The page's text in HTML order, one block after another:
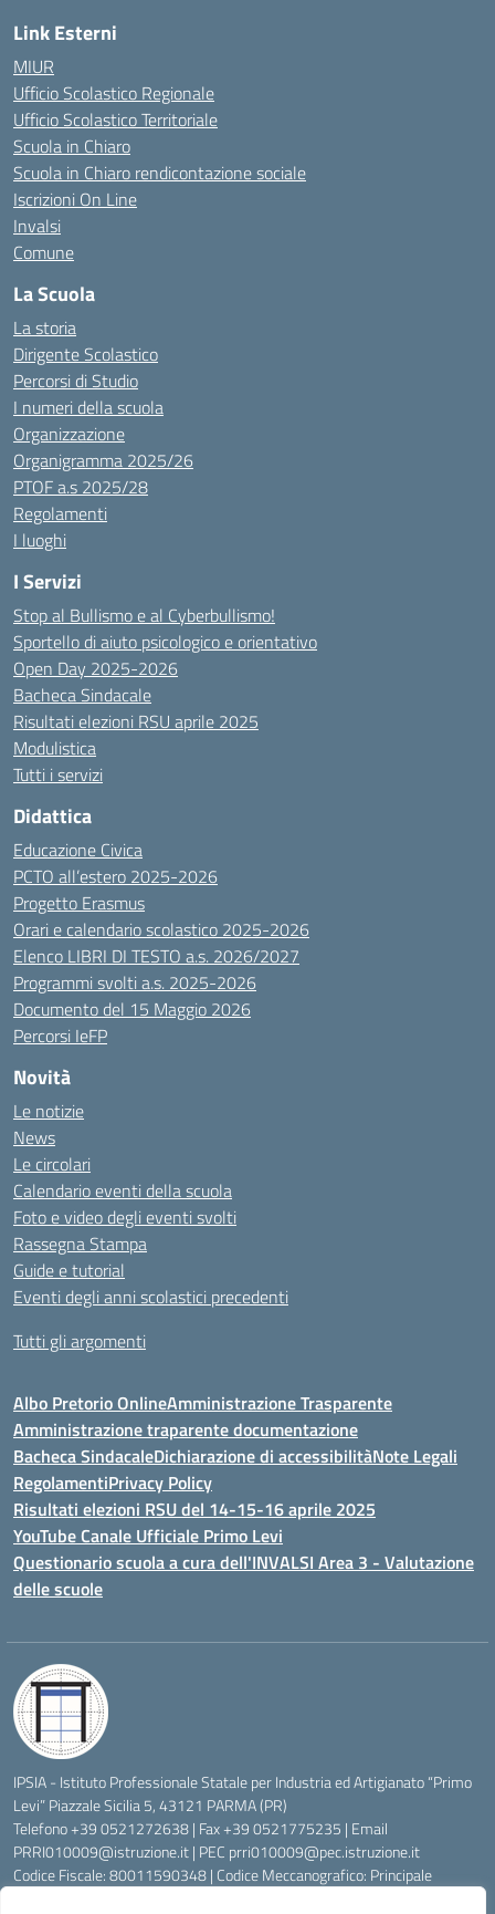
Link Esterni
MIUR
Ufficio Scolastico Regionale
Ufficio Scolastico Territoriale
Scuola in Chiaro
Scuola in Chiaro rendicontazione sociale
Iscrizioni On Line
Invalsi
Comune
La Scuola
La storia
Dirigente Scolastico
Percorsi di Studio
I numeri della scuola
Organizzazione
Organigramma 2025/26
PTOF a.s 2025/28
Regolamenti
I luoghi
I Servizi
Stop al Bullismo e al Cyberbullismo!
Sportello di aiuto psicologico e orientativo
Open Day 2025-2026
Bacheca Sindacale
Risultati elezioni RSU aprile 2025
Modulistica
Tutti i servizi
Didattica
Educazione Civica
PCTO all’estero 2025-2026
Progetto Erasmus
Orari e calendario scolastico 2025-2026
Elenco LIBRI DI TESTO a.s. 2026/2027
Programmi svolti a.s. 2025-2026
Documento del 15 Maggio 2026
Percorsi IeFP
Novità
Le notizie
News
Le circolari
Calendario eventi della scuola
Foto e video degli eventi svolti
Rassegna Stampa
Guide e tutorial
Eventi degli anni scolastici precedenti
Tutti gli argomenti
Albo Pretorio OnlineAmministrazione Trasparente
Amministrazione traparente documentazione
Bacheca SindacaleDichiarazione di accessibilitàNote Legali
RegolamentiPrivacy Policy
Risultati elezioni RSU del 14-15-16 aprile 2025
YouTube Canale Ufficiale Primo Levi
Questionario scuola a cura dell'INVALSI Area 3 - Valutazione
delle scuole
IPSIA - Istituto Professionale Statale per Industria ed Artigianato “Primo
Levi” Piazzale Sicilia 5, 43121 PARMA (PR)
Telefono +39 0521272638 | Fax +39 0521775235 | Email
PRRI010009@istruzione.it| PEC prri010009@pec.istruzione.it
Codice Fiscale: 80011590348 | Codice Meccanografico: Principale